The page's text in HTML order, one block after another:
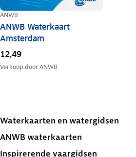
ANWB
ANWB Waterkaart
Amsterdam
12,49
Verkoop doorANWB
Waterkaarten en watergidsen
ANWB waterkaarten
Inspirerende vaargidsen